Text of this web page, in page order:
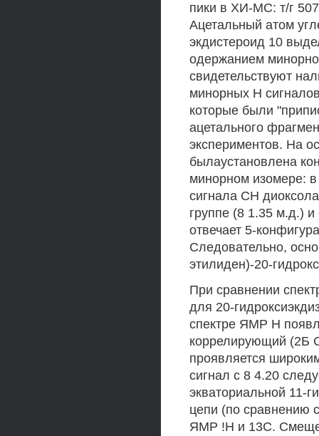
пики в ХИ-МС: т/г
Ацетальный атом
экдистероид 10
одержанием
свидетельствуют
минорных Н
которые были
ацетального
экспериментов. На
былаустановлена
минорном изомере:
сигнала СН
группе (8 1.35 м.д.)
отвечает 5-
Следовательно,
этилиден)-20-
При сравнении
для 20-
спектре ЯМР Н
коррелирующий (2Б
проявляется
сигнал с 8 4.20
экваториальной 11-
цепи (по сравнению
ЯМР !Н и 13С.